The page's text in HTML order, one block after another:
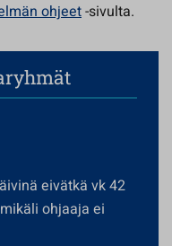
ohjeet-sivulta.
eivätkä vk 42
ohjaaja ei